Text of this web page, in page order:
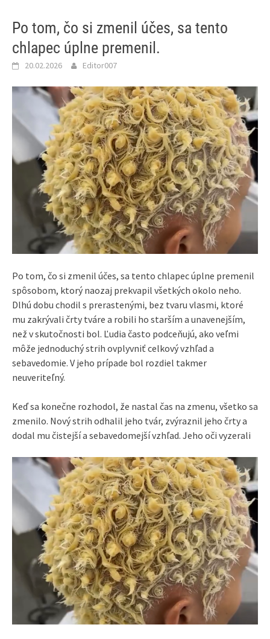
Po tom, čo si zmenil účes, sa tento
chlapec úplne premenil.
20.02.2026 Editor007
Po tom, čo si zmenil účes, sa tento chlapec úplne premenil
spôsobom, ktorý naozaj prekvapil všetkých okolo neho.
Dlhú dobu chodil s prerastenými, bez tvaru vlasmi, ktoré
mu zakrývali črty tváre a robili ho starším a unavenejším,
než v skutočnosti bol. Ľudia často podceňujú, ako veľmi
môže jednoduchý strih ovplyvniť celkový vzhľad a
sebavedomie. V jeho prípade bol rozdiel takmer
neuveriteľný.
Keď sa konečne rozhodol, že nastal čas na zmenu, všetko sa
zmenilo. Nový strih odhalil jeho tvár, zvýraznil jeho črty a
dodal mu čistejší a sebavedomejší vzhľad. Jeho oči vyzerali